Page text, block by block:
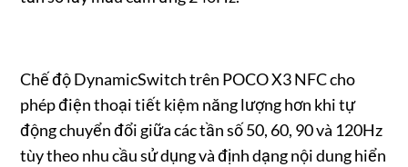
Chế độ DynamicSwitch trên POCO X3 NFC cho
phép điện thoại tiết kiệm năng lượng hơn khi tự
động chuyển đổi giữa các tần số 50, 60, 90 và 120Hz
tùy theo nhu cầu sử dụng và định dạng nội dung hiển